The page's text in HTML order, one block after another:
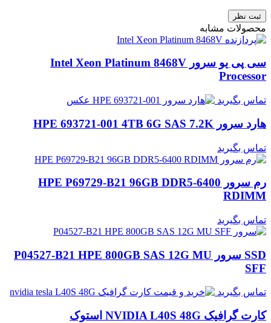
ثبت نظر
محصولات مشابه
سی پی یو سرور Intel Xeon Platinum 8468V
Processor
تماس بگیرید
هارد سرور HPE 693721-001 4TB 6G SAS 7.2K
تماس بگیرید
رم سرور HPE P69729-B21 96GB DDR5-6400
RDIMM
تماس بگیرید
SSD سرور P04527-B21 HPE 800GB SAS 12G MU
SFF
تماس بگیرید
کارت گرافیک NVIDIA L40S 48G استوک